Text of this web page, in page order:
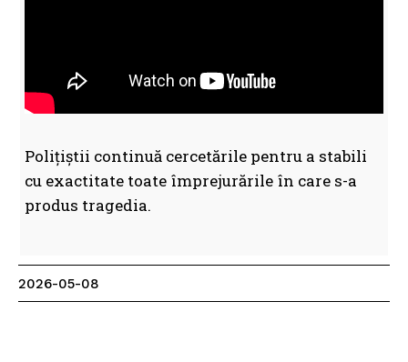
Polițiștii continuă cercetările pentru a stabili
cu exactitate toate împrejurările în care s-a
produs tragedia.
2026-05-08